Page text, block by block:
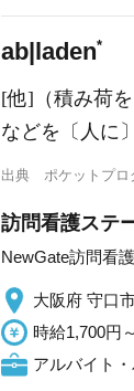
ab|laden*
[他]（積み荷
などを〔人に
出典 ポケットプロ
訪問看護ステ
NewGate訪問看
大阪府 守口
時給1,700円
アルバイト・